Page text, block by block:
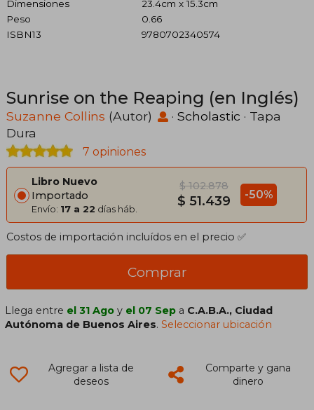
Dimensiones
23.4cm x 15.3cm
Peso
0.66
ISBN13
9780702340574
Sunrise on the Reaping (en Inglés)
Suzanne Collins (Autor) · Scholastic · Tapa
Dura
7 opiniones
Libro Nuevo
Importado
Envío: 17 a 22 días háb.
$ 102.878
$ 51.439 -50%
Costos de importación incluídos en el precio ✅
Comprar
Llega entre el 31 Ago y el 07 Sep a C.A.B.A., Ciudad
Autónoma de Buenos Aires.Seleccionar ubicación
Agregar a lista de
deseos
Comparte y gana
dinero